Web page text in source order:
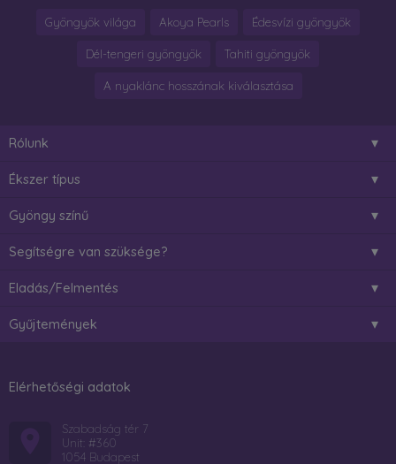
Gyöngyök világa Akoya Pearls Édesvízi gyöngyök
Dél-tengeri gyöngyök Tahiti gyöngyök
A nyaklánc hosszának kiválasztása
Rólunk
Ékszer típus
Gyöngy színű
Segítségre van szüksége?
Eladás/Felmentés
Gyűjtemények
Elérhetőségi adatok
Szabadság tér 7
Unit: #360
1054 Budapest